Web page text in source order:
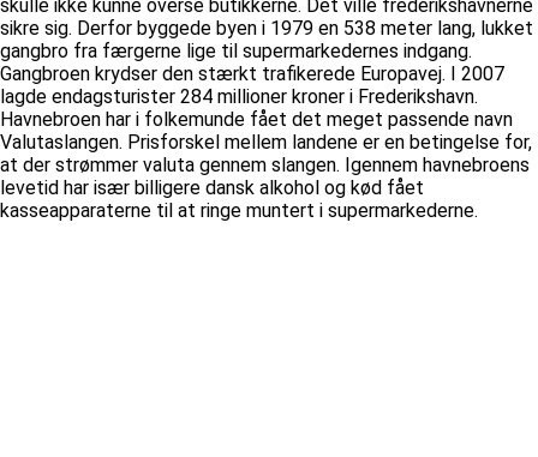
skulle ikke kunne overse butikkerne. Det ville frederikshavnerne
sikre sig. Derfor byggede byen i 1979 en 538 meter lang, lukket
gangbro fra færgerne lige til supermarkedernes indgang.
Gangbroen krydser den stærkt trafikerede Europavej. I 2007
lagde endagsturister 284 millioner kroner i Frederikshavn.
Havnebroen har i folkemunde fået det meget passende navn
Valutaslangen. Prisforskel mellem landene er en betingelse for,
at der strømmer valuta gennem slangen. Igennem havnebroens
levetid har især billigere dansk alkohol og kød fået
kasseapparaterne til at ringe muntert i supermarkederne.